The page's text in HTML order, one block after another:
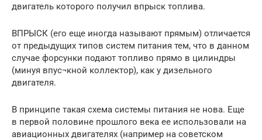
двигатель которого получил впрыск топлива.
ВПРЫСК (его еще иногда называют прямым) отличается
от предыдущих типов систем питания тем, что в данном
случае форсунки подают топливо прямо в цилиндры
(минуя впус¬кной коллектор), как у дизельного
двигателя.
В принципе такая схема системы питания не нова. Еще
в первой половине прошлого века ее использовали на
авиационных двигателях (например на советском